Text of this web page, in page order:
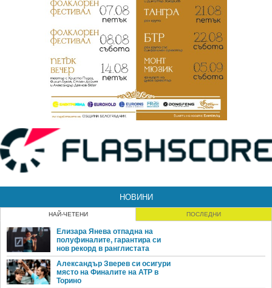
НОВИНИ
НАЙ-ЧЕТЕНИ ПОСЛЕДНИ
Елизара Янева отпадна на
полуфиналите, гарантира си
нов рекорд в ранглистата
Александър Зверев си осигури
място на Финалите на ATP в
Торино